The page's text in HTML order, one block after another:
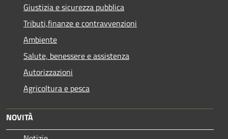
Giustizia e sicurezza pubblica
Tributi,finanze e contravvenzioni
Ambiente
Salute, benessere e assistenza
Autorizzazioni
Agricoltura e pesca
NOVITÀ